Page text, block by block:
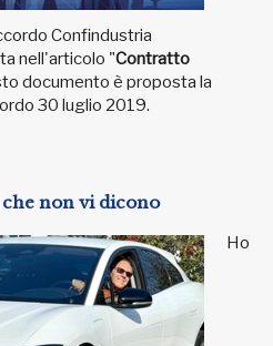
Confindustria
nell'articolo "Contratto
documento è proposta la
30 luglio 2019.
non vi dicono
Ho